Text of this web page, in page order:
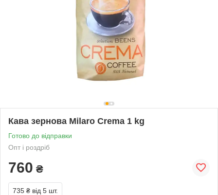
Кава зернова Milaro Crema 1 kg
Готово до відправки
Опт і роздріб
760 ₴
735 ₴ від 5 шт.